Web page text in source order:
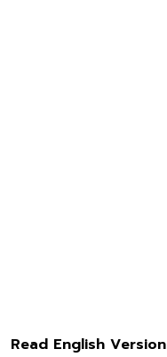
Read English Version